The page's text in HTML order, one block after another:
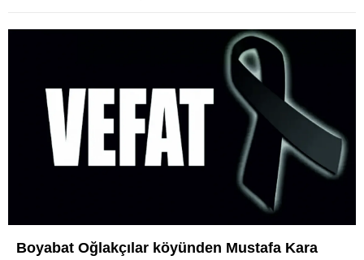
Boyabat Oğlakçılar köyünden Mustafa Kara